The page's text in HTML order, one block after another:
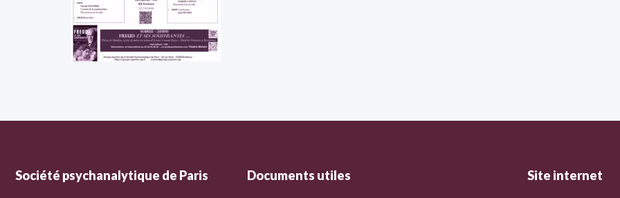
Société psychanalytique de Paris Documents utiles Site internet